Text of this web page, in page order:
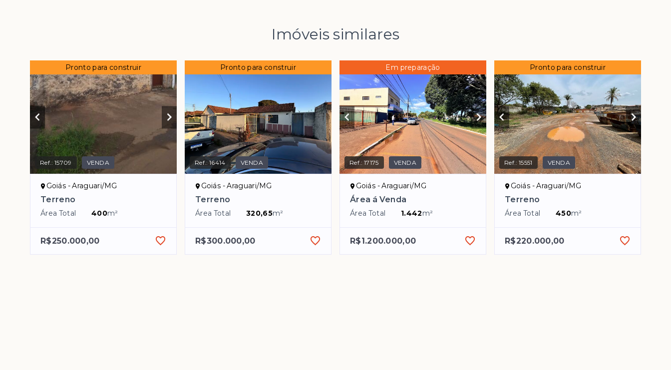
Imóveis similares
Pronto para construir
Ref.:15709 VENDA
Goiás - Araguari/MG
Terreno
Área Total 400m²
R$250.000,00
Pronto para construir
Ref.:16414 VENDA
Goiás - Araguari/MG
Terreno
Área Total 320,65m²
R$300.000,00
Em preparação
Ref.:17175 VENDA
Goiás - Araguari/MG
Área á Venda
Área Total 1.442m²
R$1.200.000,00
Pronto para construir
Ref.:15551 VENDA
Goiás - Araguari/MG
Terreno
Área Total 450m²
R$220.000,00